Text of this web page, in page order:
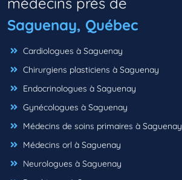
Saguenay, Québec
Cardiologues à Saguenay
Chirurgiens plasticiens à Saguenay
Endocrinologues à Saguenay
Gynécologues à Saguenay
Médecins de soins primaires à Saguenay
Médecins orl à Saguenay
Neurologues à Saguenay